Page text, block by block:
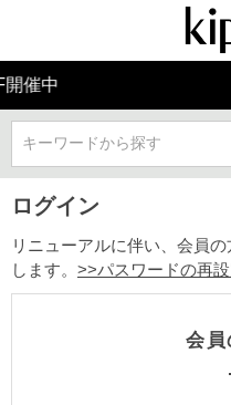
キーワードから探す
ログイン
リニューアルに伴い、会員
します。 >>パスワードの再
会員